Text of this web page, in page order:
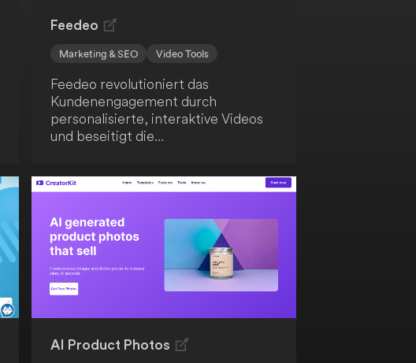
Feedeo
Marketing & SEO Video Tools
Feedeo revolutioniert das
Kundenengagement durch
personalisierte, interaktive Videos
und beseitigt die
vielfältigen Funktionen, die Feedeo
AI Product Photos